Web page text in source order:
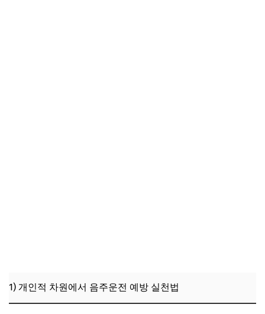
1) 개인적 차원에서 음주운전 예방 실천법